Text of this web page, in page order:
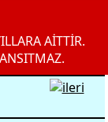
AİTTİR.